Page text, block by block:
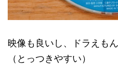
映像も良いし、ドラえも
（とっつきやすい）